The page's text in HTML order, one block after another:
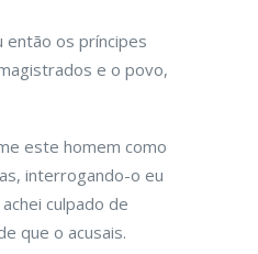
então os príncipes
e o povo,
este homem como
interrogando-o eu
culpado de
que o acusais.